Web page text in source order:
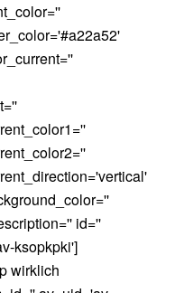
id=''
ksopkpki']
wirklich